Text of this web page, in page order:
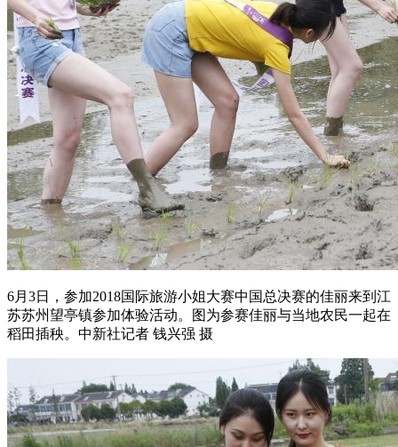
6月3日，参加2018国际旅游小姐大赛中国总决赛的佳丽来到江
苏苏州望亭镇参加体验活动。图为参赛佳丽与当地农民一起在
稻田插秧。中新社记者 钱兴强 摄